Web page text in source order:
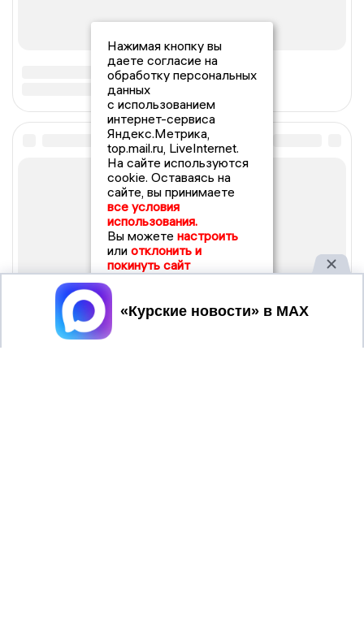
Нажимая кнопку вы
даете согласие на
обработку персональных
данных
с использованием
интернет-сервиса
Яндекс.Метрика,
top.mail.ru, LiveInternet.
На сайте используются
cookie. Оставаясь на
сайте, вы принимаете
все условия
использования.
Вы можете настроить
или отклонить и
покинуть сайт
Принять